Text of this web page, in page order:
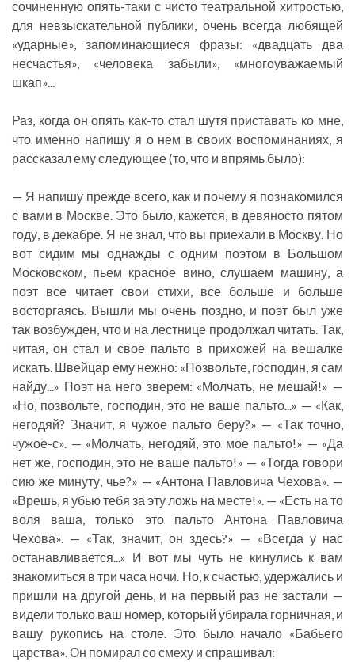
сочиненную опять-таки с чисто театральной хитростью,
для невзыскательной публики, очень всегда любящей
«ударные», запоминающиеся фразы: «двадцать два
несчастья», «человека забыли», «многоуважаемый
шкап»...
Раз, когда он опять как-то стал шутя приставать ко мне,
что именно напишу я о нем в своих воспоминаниях, я
рассказал ему следующее (то, что и впрямь было):
— Я напишу прежде всего, как и почему я познакомился
с вами в Москве. Это было, кажется, в девяносто пятом
году, в декабре. Я не знал, что вы приехали в Москву. Но
вот сидим мы однажды с одним поэтом в Большом
Московском, пьем красное вино, слушаем машину, а
поэт все читает свои стихи, все больше и больше
восторгаясь. Вышли мы очень поздно, и поэт был уже
так возбужден, что и на лестнице продолжал читать. Так,
читая, он стал и свое пальто в прихожей на вешалке
искать. Швейцар ему нежно: «Позвольте, господин, я сам
найду...» Поэт на него зверем: «Молчать, не мешай!» —
«Но, позвольте, господин, это не ваше пальто...» — «Как,
негодяй? Значит, я чужое пальто беру?» — «Так точно,
чужое-с». — «Молчать, негодяй, это мое пальто!» — «Да
нет же, господин, это не ваше пальто!» — «Тогда говори
сию же минуту, чье?» — «Антона Павловича Чехова». —
«Врешь, я убью тебя за эту ложь на месте!». — «Есть на то
воля ваша, только это пальто Антона Павловича
Чехова». — «Так, значит, он здесь?» — «Всегда у нас
останавливается...» И вот мы чуть не кинулись к вам
знакомиться в три часа ночи. Но, к счастью, удержались и
пришли на другой день, и на первый раз не застали —
видели только ваш номер, который убирала горничная, и
вашу рукопись на столе. Это было начало «Бабьего
царства». Он помирал со смеху и спрашивал: